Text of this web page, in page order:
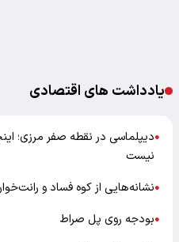
یادداشت های اقتصادی
●دیپلماسی در نقطه صفر مرزی؛
نیست
●نشانه‌هایی از کوه فساد و
●بودجه روی پل صراط